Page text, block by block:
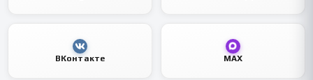
ВКонтакте MAX